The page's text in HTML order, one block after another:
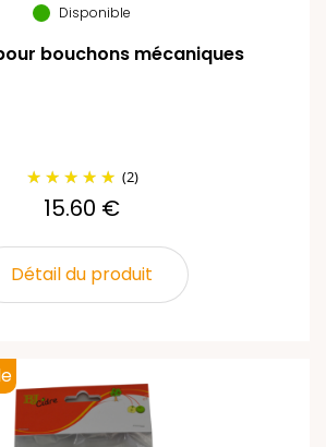
Disponible
bouchons mécaniques
(2)
15.60 €
Détail du produit